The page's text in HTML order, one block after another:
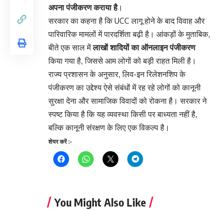
अपना पंजीकरण कराया है।
सरकार का कहना है कि UCC लागू होने के बाद विवाह और
पारिवारिक मामलों में पारदर्शिता बढ़ी है। आंकड़ों के मुताबिक,
बीते एक साल मेंलाखों शादियों का ऑनलाइन पंजीकरण
किया गया है, जिससे आम लोगों को बड़ी राहत मिली है।
राज्य प्रशासन के अनुसार, लिव-इन रिलेशनशिप के
पंजीकरण का उद्देश्य ऐसे संबंधों में रह रहे लोगों को कानूनी
सुरक्षा देना और सामाजिक विवादों को रोकना है। सरकार ने
स्पष्ट किया है कि यह व्यवस्था किसी पर बाध्यता नहीं है,
बल्कि कानूनी संरक्षण के लिए एक विकल्प है।
शेयर करें :-
You Might Also Like